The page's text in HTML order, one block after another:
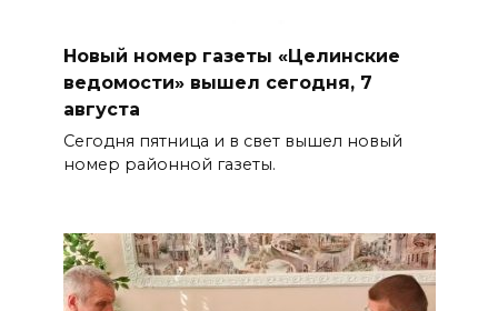
Новый номер газеты «Целинские
ведомости» вышел сегодня, 7
августа
Сегодня пятница и в свет вышел новый
номер районной газеты.